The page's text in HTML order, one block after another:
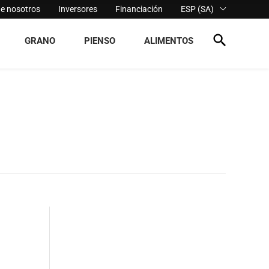
nosotros Inversores Financiación ESP (SA)
GRANO PIENSO ALIMENTOS